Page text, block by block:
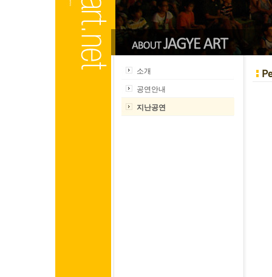
소개
공연안내
지난공연